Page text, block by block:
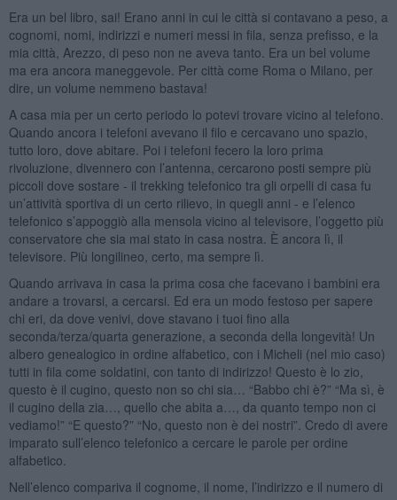
Era un bel libro, sai! Erano anni in cui le città si contavano a peso, a
cognomi, nomi, indirizzi e numeri messi in fila, senza prefisso, e la
mia città, Arezzo, di peso non ne aveva tanto. Era un bel volume
ma era ancora maneggevole. Per città come Roma o Milano, per
dire, un volume nemmeno bastava!
A casa mia per un certo periodo lo potevi trovare vicino al telefono.
Quando ancora i telefoni avevano il filo e cercavano uno spazio,
tutto loro, dove abitare. Poi i telefoni fecero la loro prima
rivoluzione, divennero con l’antenna, cercarono posti sempre più
piccoli dove sostare - il trekking telefonico tra gli orpelli di casa fu
un’attività sportiva di un certo rilievo, in quegli anni - e l’elenco
telefonico s’appoggiò alla mensola vicino al televisore, l’oggetto più
conservatore che sia mai stato in casa nostra. È ancora lì, il
televisore. Più longilineo, certo, ma sempre lì.
Quando arrivava in casa la prima cosa che facevano i bambini era
andare a trovarsi, a cercarsi. Ed era un modo festoso per sapere
chi eri, da dove venivi, dove stavano i tuoi fino alla
seconda/terza/quarta generazione, a seconda della longevità! Un
albero genealogico in ordine alfabetico, con i Micheli (nel mio caso)
tutti in fila come soldatini, con tanto di indirizzo! Questo è lo zio,
questo è il cugino, questo non so chi sia… “Babbo chi è?” “Ma sì, è
il cugino della zia…, quello che abita a…, da quanto tempo non ci
vediamo!” “E questo?” “No, questo non è dei nostri”. Credo di avere
imparato sull’elenco telefonico a cercare le parole per ordine
alfabetico.
Nell’elenco compariva il cognome, il nome, l’indirizzo e il numero di